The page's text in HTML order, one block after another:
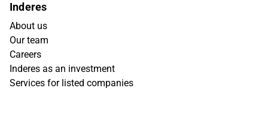
Inderes
About us
Our team
Careers
Inderes as an investment
Services for listed companies